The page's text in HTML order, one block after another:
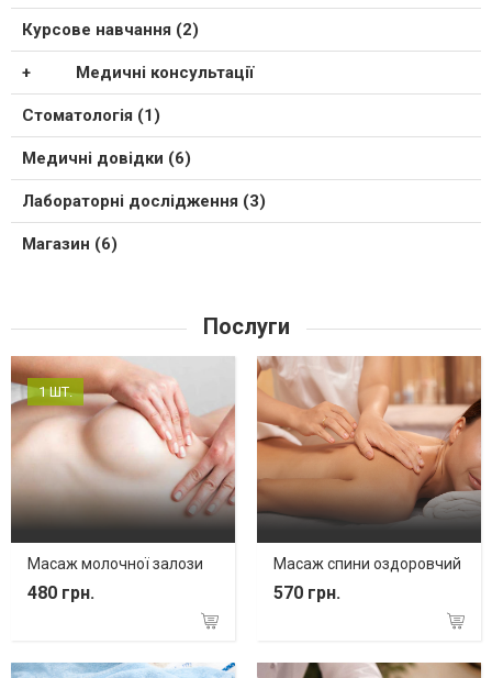
Курсове навчання (2)
Медичні консультації
Стоматологія (1)
Медичні довідки (6)
Лабораторні дослідження (3)
Магазин (6)
Послуги
1 ШТ.
Масаж молочної залози
480 грн.
Масаж спини оздоровчий
570 грн.